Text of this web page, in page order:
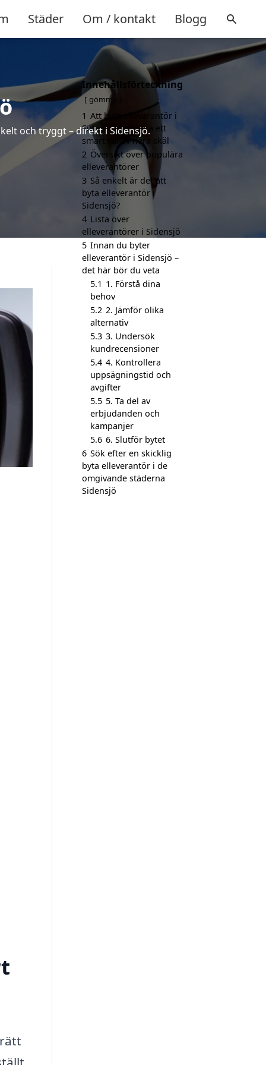
Städer Om / kontakt Blogg
och tryggt – direkt i Sidensjö.
Innehållsförteckning
gömma
1 Att byta elleverantör i
Sidensjö kan vara ett
smart val av flera skäl
2 Översikt över populära
elleverantörer
3 Så enkelt är det att
byta elleverantör i
Sidensjö?
4 Lista över
elleverantörer i Sidensjö
5 Innan du byter
elleverantör i Sidensjö –
det här bör du veta
5.1 1. Förstå dina
behov
5.2 2. Jämför olika
alternativ
5.3 3. Undersök
kundrecensioner
5.4 4. Kontrollera
uppsägningstid och
avgifter
5.5 5. Ta del av
erbjudanden och
kampanjer
5.6 6. Slutför bytet
6 Sök efter en skicklig
byta elleverantör i de
omgivande städerna
Sidensjö